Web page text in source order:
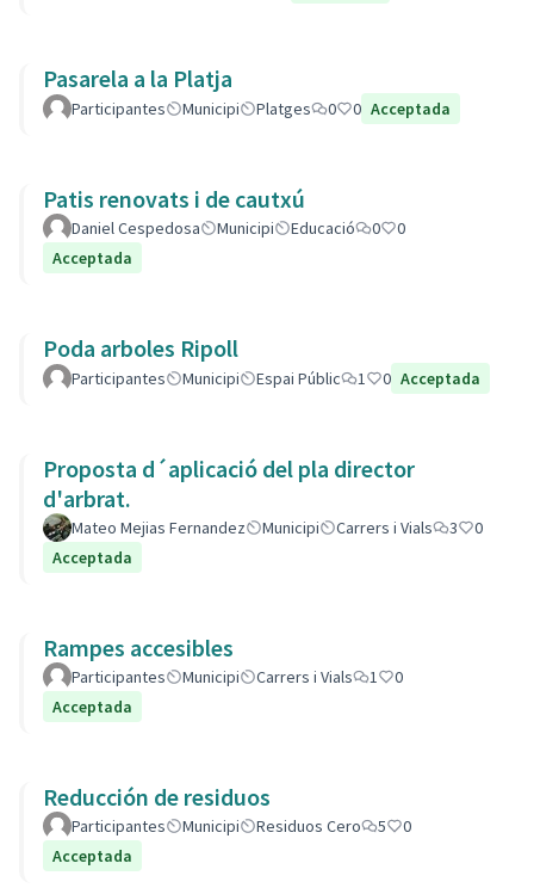
Pasarela a la Platja
Participantes Municipi Platges 0 0 Acceptada
Patis renovats i de cautxú
Daniel Cespedosa Municipi Educació 0
0
Acceptada
Poda arboles Ripoll
Participantes Municipi Espai Públic 1 0 Acceptada
Proposta d´aplicació del pla director
d'arbrat.
Mateo Mejias Fernandez Municipi Carrers i Vials 3
0
Acceptada
Rampes accesibles
Participantes Municipi Carrers i Vials 1
0
Acceptada
Reducción de residuos
Participantes Municipi Residuos Cero 5
0
Acceptada